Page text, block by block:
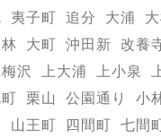
夷子町 追分 大浦
大町 沖田新 改養
梅沢 上大浦 上小泉
栗山 公園通り 小
山王町 四間町 七間